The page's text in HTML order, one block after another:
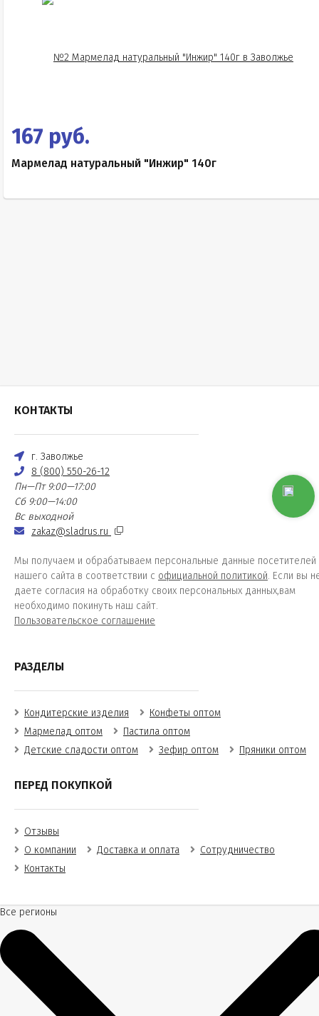
167 руб.
Мармелад натуральный "Инжир" 140г
КОНТАКТЫ
г. Заволжье
8 (800) 550-26-12
Пн—Пт 9:00—17:00
Сб 9:00—14:00
Вс выходной
zakaz@sladrus.ru
Мы получаем и обрабатываем персональные данные посетителей
нашего сайта в соответствии с официальной политикой. Если вы
даете согласия на обработку своих персональных данных,вам
необходимо покинуть наш сайт.
Пользовательское соглашение
РАЗДЕЛЫ
Кондитерские изделия
Конфеты оптом
Мармелад оптом
Пастила оптом
Детские сладости оптом
Зефир оптом Пряники оптом
ПЕРЕД ПОКУПКОЙ
Отзывы
О компании
Доставка и оплата
Сотрудничество
Контакты
Все регионы